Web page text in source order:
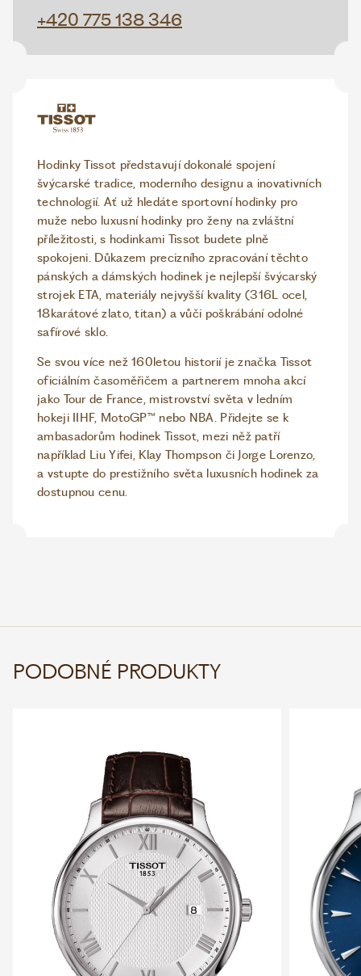
+420 775 138 346
Hodinky Tissot představují dokonalé spojení
švýcarské tradice, moderního designu a inovativních
technologií. Ať už hledáte sportovní hodinky pro
muže nebo luxusní hodinky pro ženy na zvláštní
příležitosti, s hodinkami Tissot budete plně
spokojeni. Důkazem precizního zpracování těchto
pánských a dámských hodinek je nejlepší švýcarský
strojek ETA, materiály nejvyšší kvality (316L ocel,
18karátové zlato, titan) a vůči poškrábání odolné
safírové sklo.
Se svou více než 160letou historií je značka Tissot
oficiálním časoměřičem a partnerem mnoha akcí
jako Tour de France, mistrovství světa v ledním
hokeji IIHF, MotoGP™ nebo NBA. Přidejte se k
ambasadorům hodinek Tissot, mezi něž patří
například Liu Yifei, Klay Thompson či Jorge Lorenzo,
a vstupte do prestižního světa luxusních hodinek za
dostupnou cenu.
PODOBNÉ PRODUKTY